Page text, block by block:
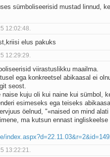
sümboliseerisid mustad linnud,
12:02:48.
elus pakuks
12:29:29.
viirastuslikku maailma.
ega konkreetsel abikaasal ei
seost.
naise kuju oli kui naine kui sümbol,
esimeseks ega teiseks
öelnud, "«naised on mind
ma kutsun ennast ingliskeelse
13:22:21.